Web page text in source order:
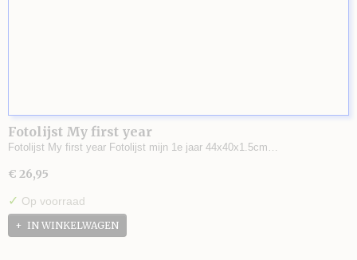
Fotolijst My first year
Fotolijst My first year Fotolijst mijn 1e jaar 44x40x1.5cm…
€ 26,95
✓ Op voorraad
IN WINKELWAGEN